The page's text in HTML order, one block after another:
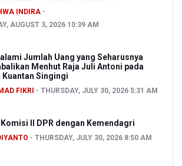
INDIRA
AUGUST 3, 2026 10:39 AM
Jumlah Uang yang Seharusnya
Menhut Raja Juli Antoni pada
Kuantan Singingi
FIKRI THURSDAY, JULY 30, 2026 5:31 AM
Komisi II DPR dengan Kemendagri
THURSDAY, JULY 30, 2026 8:50 AM